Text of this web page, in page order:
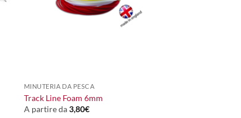
MINUTERIA DA PESCA
Track Line Foam 6mm
A partire da3,80€